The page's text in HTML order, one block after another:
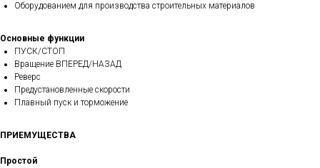
Оборудованием для производства строительных материалов
Основные функции
ПУСК/СТОП
Вращение ВПЕРЕД/НАЗАД
Реверс
Предустановленные скорости
Плавный пуск и торможение
ПРИЕМУЩЕСТВА
Простой